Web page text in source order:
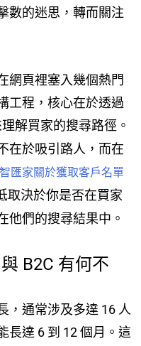
數的迷思，轉而關注
網頁裡塞入幾個熱門
工程，核心在於透過
解買家的搜尋路徑。
在於吸引路人，而在
智匯家關於獲取客戶名單
取決於你是否在買家
他們的搜尋結果中。
B2C 有何不
，通常涉及多達 16 人
長達 6 到 12 個月。這